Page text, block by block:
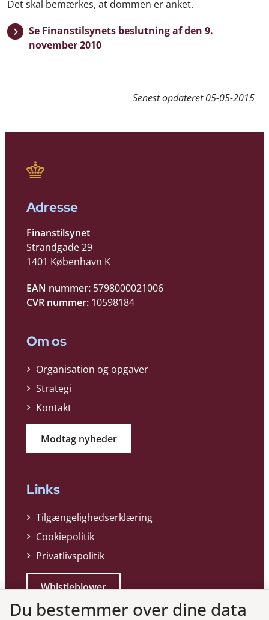
Det skal bemærkes, at dommen er anket.
Se Finanstilsynets beslutning af den 9.
november 2010
Senest opdateret05-05-2015
Adresse
Finanstilsynet
Strandgade 29
1401 København K
EAN nummer: 5798000021006
CVR nummer: 10598184
Om os
Organisation og opgaver
Strategi
Kontakt
Modtag nyheder
Links
Tilgængelighedserklæring
Cookiepolitik
Privatlivspolitik
Whistleblower
Du bestemmer over dine data